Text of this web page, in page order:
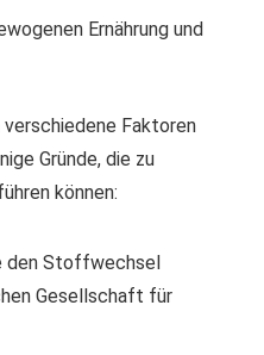
Ernährung und
Faktoren
Gründe, die zu
können:
den Stoffwechsel
Gesellschaft für